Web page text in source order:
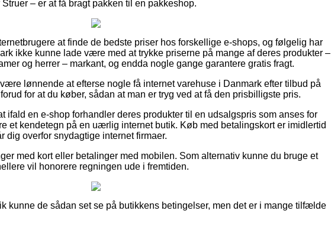
– er at få bragt pakken til en pakkeshop.
at finde de bedste priser hos forskellige e-shops, og følgelig har
ikke kunne lade være med at trykke priserne på mange af deres produkter –
og herrer – markant, og endda nogle gange garantere gratis fragt.
lønnende at efterse nogle få internet varehuse i Danmark efter tilbud på
for at du køber, sådan at man er tryg ved at få den prisbilligste pris.
ifald en e-shop forhandler deres produkter til en udsalgspris som anses for
et kendetegn på en uærlig internet butik. Køb med betalingskort er imidlertid
dig overfor snydagtige internet firmaer.
med kort eller betalinger med mobilen. Som alternativ kunne du bruge et
vil honorere regningen ude i fremtiden.
kunne de sådan set se på butikkens betingelser, men det er i mange tilfælde